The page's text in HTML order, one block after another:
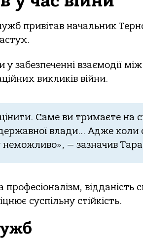
привітав начальник
у забезпеченні взаємодії
викликів війни.
Саме ви тримаєте на
влади… Адже коли
— зазначив
відданість
суспільну стійкість.